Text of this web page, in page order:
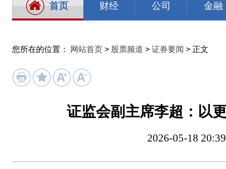
首页 财经 公司 金融
您所在的位置： 网站首页 > 股票频道 > 证券要闻 > 正文
证监会副主席李超：以
2026-05-18